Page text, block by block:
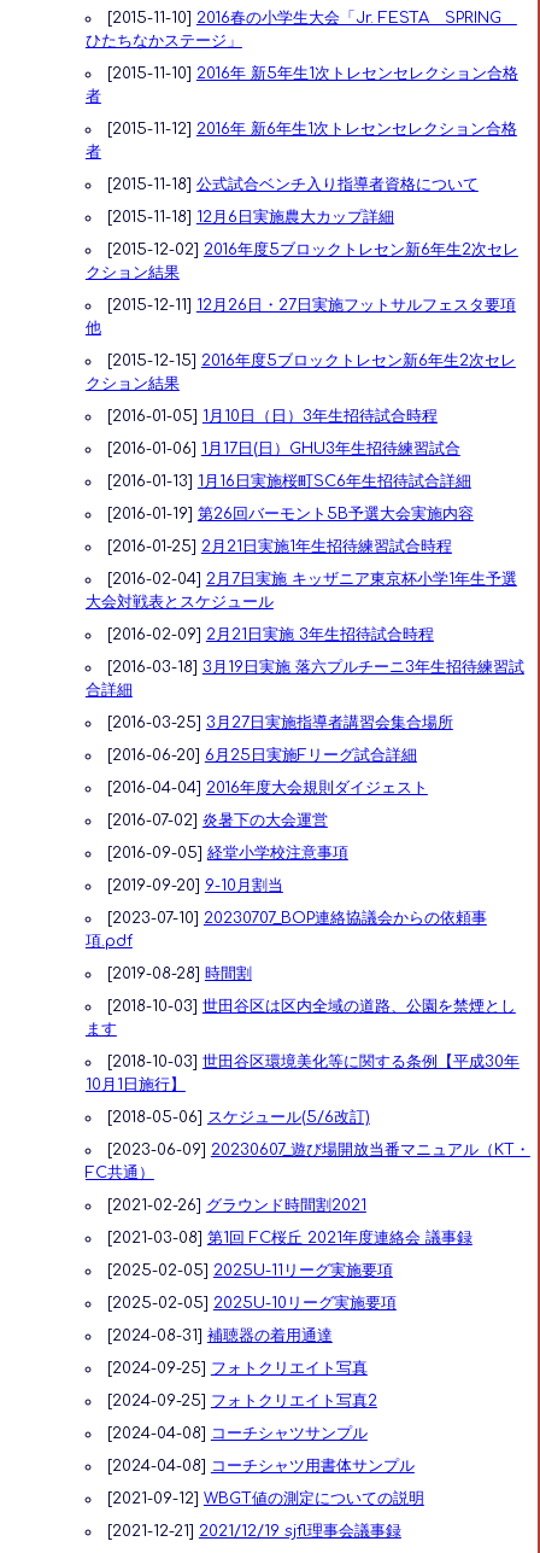
[2015-11-10] 2016春の小学生大会「Jr. FESTA SPRING
ひたちなかステージ」
[2015-11-10] 2016年 新5年生1次トレセンセレクション合格
者
[2015-11-12] 2016年 新6年生1次トレセンセレクション合格
者
[2015-11-18] 公式試合ベンチ入り指導者資格について
[2015-11-18] 12月6日実施農大カップ詳細
[2015-12-02] 2016年度5ブロックトレセン新6年生2次セレ
クション結果
[2015-12-11] 12月26日・27日実施フットサルフェスタ要項
他
[2015-12-15] 2016年度5ブロックトレセン新6年生2次セレ
クション結果
[2016-01-05] 1月10日（日）3年生招待試合時程
[2016-01-06] 1月17日(日）GHU3年生招待練習試合
[2016-01-13] 1月16日実施桜町SC6年生招待試合詳細
[2016-01-19] 第26回バーモント5B予選大会実施内容
[2016-01-25] 2月21日実施1年生招待練習試合時程
[2016-02-04] 2月7日実施 キッザニア東京杯小学1年生予選
大会対戦表とスケジュール
[2016-02-09] 2月21日実施 3年生招待試合時程
[2016-03-18] 3月19日実施 落六プルチーニ3年生招待練習試
合詳細
[2016-03-25] 3月27日実施指導者講習会集合場所
[2016-06-20] 6月25日実施Fリーグ試合詳細
[2016-04-04] 2016年度大会規則ダイジェスト
[2016-07-02] 炎暑下の大会運営
[2016-09-05] 経堂小学校注意事項
[2019-09-20] 9-10月割当
[2023-07-10] 20230707_BOP連絡協議会からの依頼事
項.pdf
[2019-08-28] 時間割
[2018-10-03] 世田谷区は区内全域の道路、公園を禁煙とし
ます
[2018-10-03] 世田谷区環境美化等に関する条例【平成30年
10月1日施行】
[2018-05-06] スケジュール(5/6改訂)
[2023-06-09] 20230607_遊び場開放当番マニュアル（KT・
FC共通）
[2021-02-26] グラウンド時間割2021
[2021-03-08] 第1回 FC桜丘 2021年度連絡会 議事録
[2025-02-05] 2025U-11リーグ実施要項
[2025-02-05] 2025U-10リーグ実施要項
[2024-08-31] 補聴器の着用通達
[2024-09-25] フォトクリエイト写真
[2024-09-25] フォトクリエイト写真2
[2024-04-08] コーチシャツサンプル
[2024-04-08] コーチシャツ用書体サンプル
[2021-09-12] WBGT値の測定についての説明
[2021-12-21] 2021/12/19 sjfl理事会議事録